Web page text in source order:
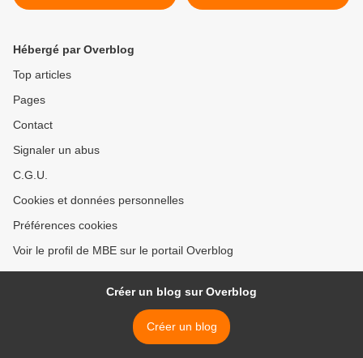
Vallon des Escourtines >
Hébergé par Overblog
Top articles
Pages
Contact
Signaler un abus
C.G.U.
Cookies et données personnelles
Préférences cookies
Voir le profil de MBE sur le portail Overblog
Créer un blog sur Overblog
Créer un blog